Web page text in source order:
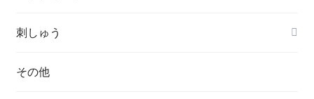
刺しゅう
その他